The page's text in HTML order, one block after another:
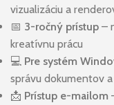
vizualizáciu a
📅 3-ročný prístup –
kreatívnu prácu
💻 Pre systém
správu dokumentov
📩 Prístup e-mailom